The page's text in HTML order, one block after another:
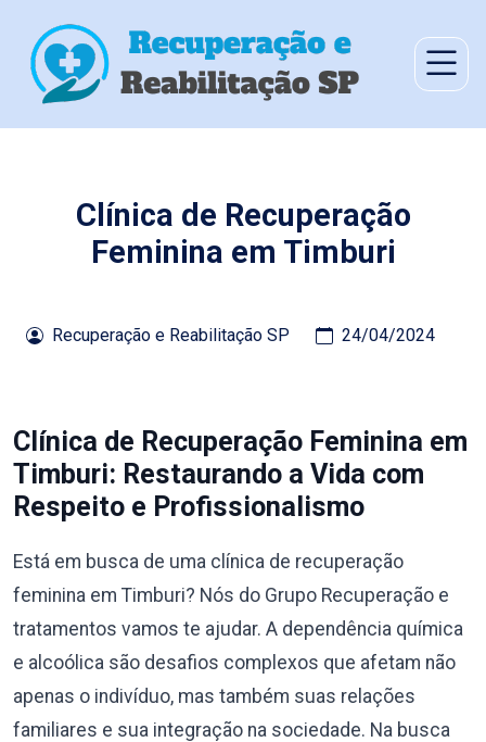
Clínica de Recuperação
Feminina em Timburi
Recuperação e Reabilitação SP 24/04/2024
Clínica de Recuperação Feminina em
Timburi: Restaurando a Vida com
Respeito e Profissionalismo
Está em busca de uma clínica de recuperação
feminina em Timburi? Nós do Grupo Recuperação e
tratamentos vamos te ajudar. A dependência química
e alcoólica são desafios complexos que afetam não
apenas o indivíduo, mas também suas relações
familiares e sua integração na sociedade. Na busca